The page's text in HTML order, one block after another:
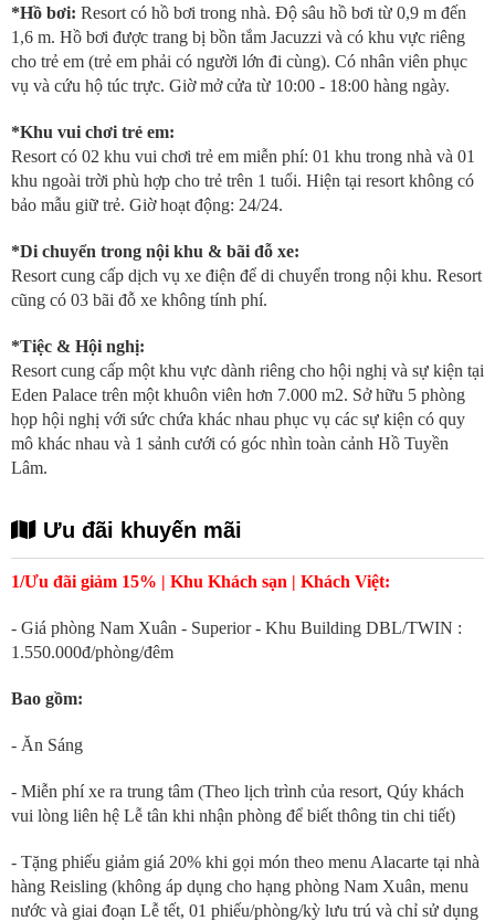
*Hồ bơi: Resort có hồ bơi trong nhà. Độ sâu hồ bơi từ 0,9 m đến
1,6 m. Hồ bơi được trang bị bồn tắm Jacuzzi và có khu vực riêng
cho trẻ em (trẻ em phải có người lớn đi cùng). Có nhân viên phục
vụ và cứu hộ túc trực. Giờ mở cửa từ 10:00 - 18:00 hàng ngày.
*Khu vui chơi trẻ em:
Resort có 02 khu vui chơi trẻ em miễn phí: 01 khu trong nhà và 01
khu ngoài trời phù hợp cho trẻ trên 1 tuổi. Hiện tại resort không có
bảo mẫu giữ trẻ. Giờ hoạt động: 24/24.
*Di chuyển trong nội khu & bãi đỗ xe:
Resort cung cấp dịch vụ xe điện để di chuyển trong nội khu. Resort
cũng có 03 bãi đỗ xe không tính phí.
*Tiệc & Hội nghị:
Resort cung cấp một khu vực dành riêng cho hội nghị và sự kiện tại
Eden Palace trên một khuôn viên hơn 7.000 m2. Sở hữu 5 phòng
họp hội nghị với sức chứa khác nhau phục vụ các sự kiện có quy
mô khác nhau và 1 sảnh cưới có góc nhìn toàn cảnh Hồ Tuyền
Lâm.
Ưu đãi khuyến mãi
1/Ưu đãi giảm 15% | Khu Khách sạn | Khách Việt:
- Giá phòng Nam Xuân - Superior - Khu Building DBL/TWIN :
1.550.000đ/phòng/đêm
Bao gồm:
- Ăn Sáng
- Miễn phí xe ra trung tâm (Theo lịch trình của resort, Qúy khách
vui lòng liên hệ Lễ tân khi nhận phòng để biết thông tin chi tiết)
- Tặng phiếu giảm giá 20% khi gọi món theo menu Alacarte tại nhà
hàng Reisling (không áp dụng cho hạng phòng Nam Xuân, menu
nước và giai đoạn Lễ tết, 01 phiếu/phòng/kỳ lưu trú và chỉ sử dụng